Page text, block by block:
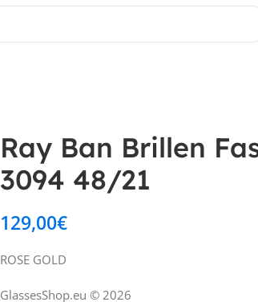
Ray Ban Brillen
3094 48/21
129,00€
ROSE GOLD
GlassesShop.eu © 2026